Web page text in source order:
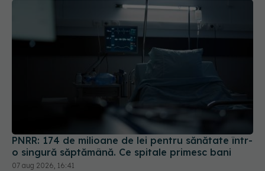
PNRR: 174 de milioane de lei pentru sănătate într-
o singură săptămână. Ce spitale primesc bani
07 aug 2026, 16:41